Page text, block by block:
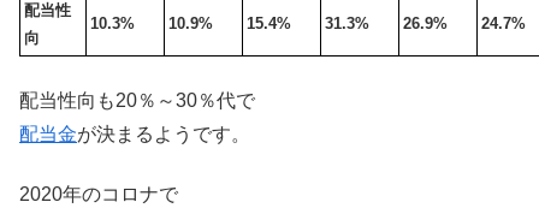
配当性
向
10.3% 10.9% 15.4% 31.3% 26.9% 24.7%
配当性向も20％～30％代で
配当金が決まるようです。
2020年のコロナで